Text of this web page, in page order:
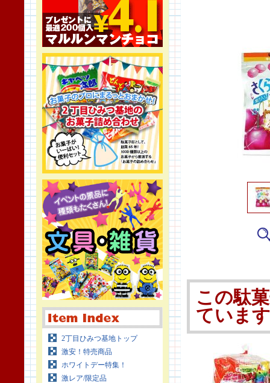
2丁目ひみつ基地トップ
激安！特売商品
ホワイトデー特集！
激レア/限定品
この駄
ていま